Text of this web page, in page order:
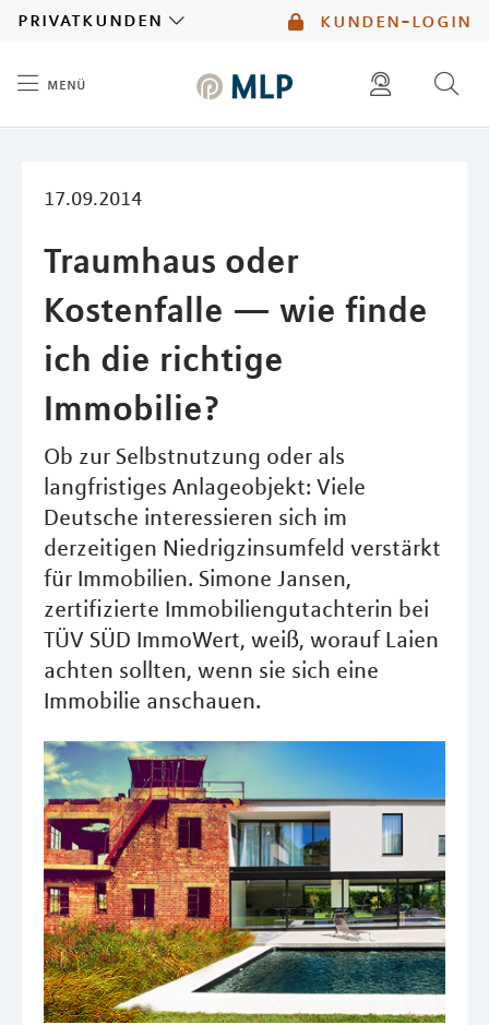
kunden-login
privatkunden
menü
17.09.2014
Traumhaus oder
Kostenfalle — wie finde
ich die richtige
Immobilie?
Ob zur Selbstnutzung oder als
langfristiges Anlageobjekt: Viele
Deutsche interessieren sich im
derzeitigen Niedrigzinsumfeld verstärkt
für Immobilien. Simone Jansen,
zertifizierte Immobiliengutachterin bei
TÜV SÜD ImmoWert, weiß, worauf Laien
achten sollten, wenn sie sich eine
Immobilie anschauen.